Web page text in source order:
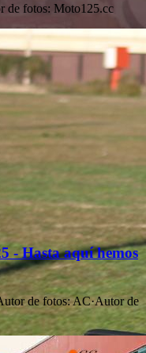
de fotos: Moto125.cc
- Hasta aquí hemos
de fotos: AC·Autor de